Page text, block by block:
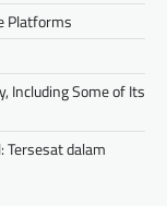
Platforms
Including Some of Its
Tersesat dalam